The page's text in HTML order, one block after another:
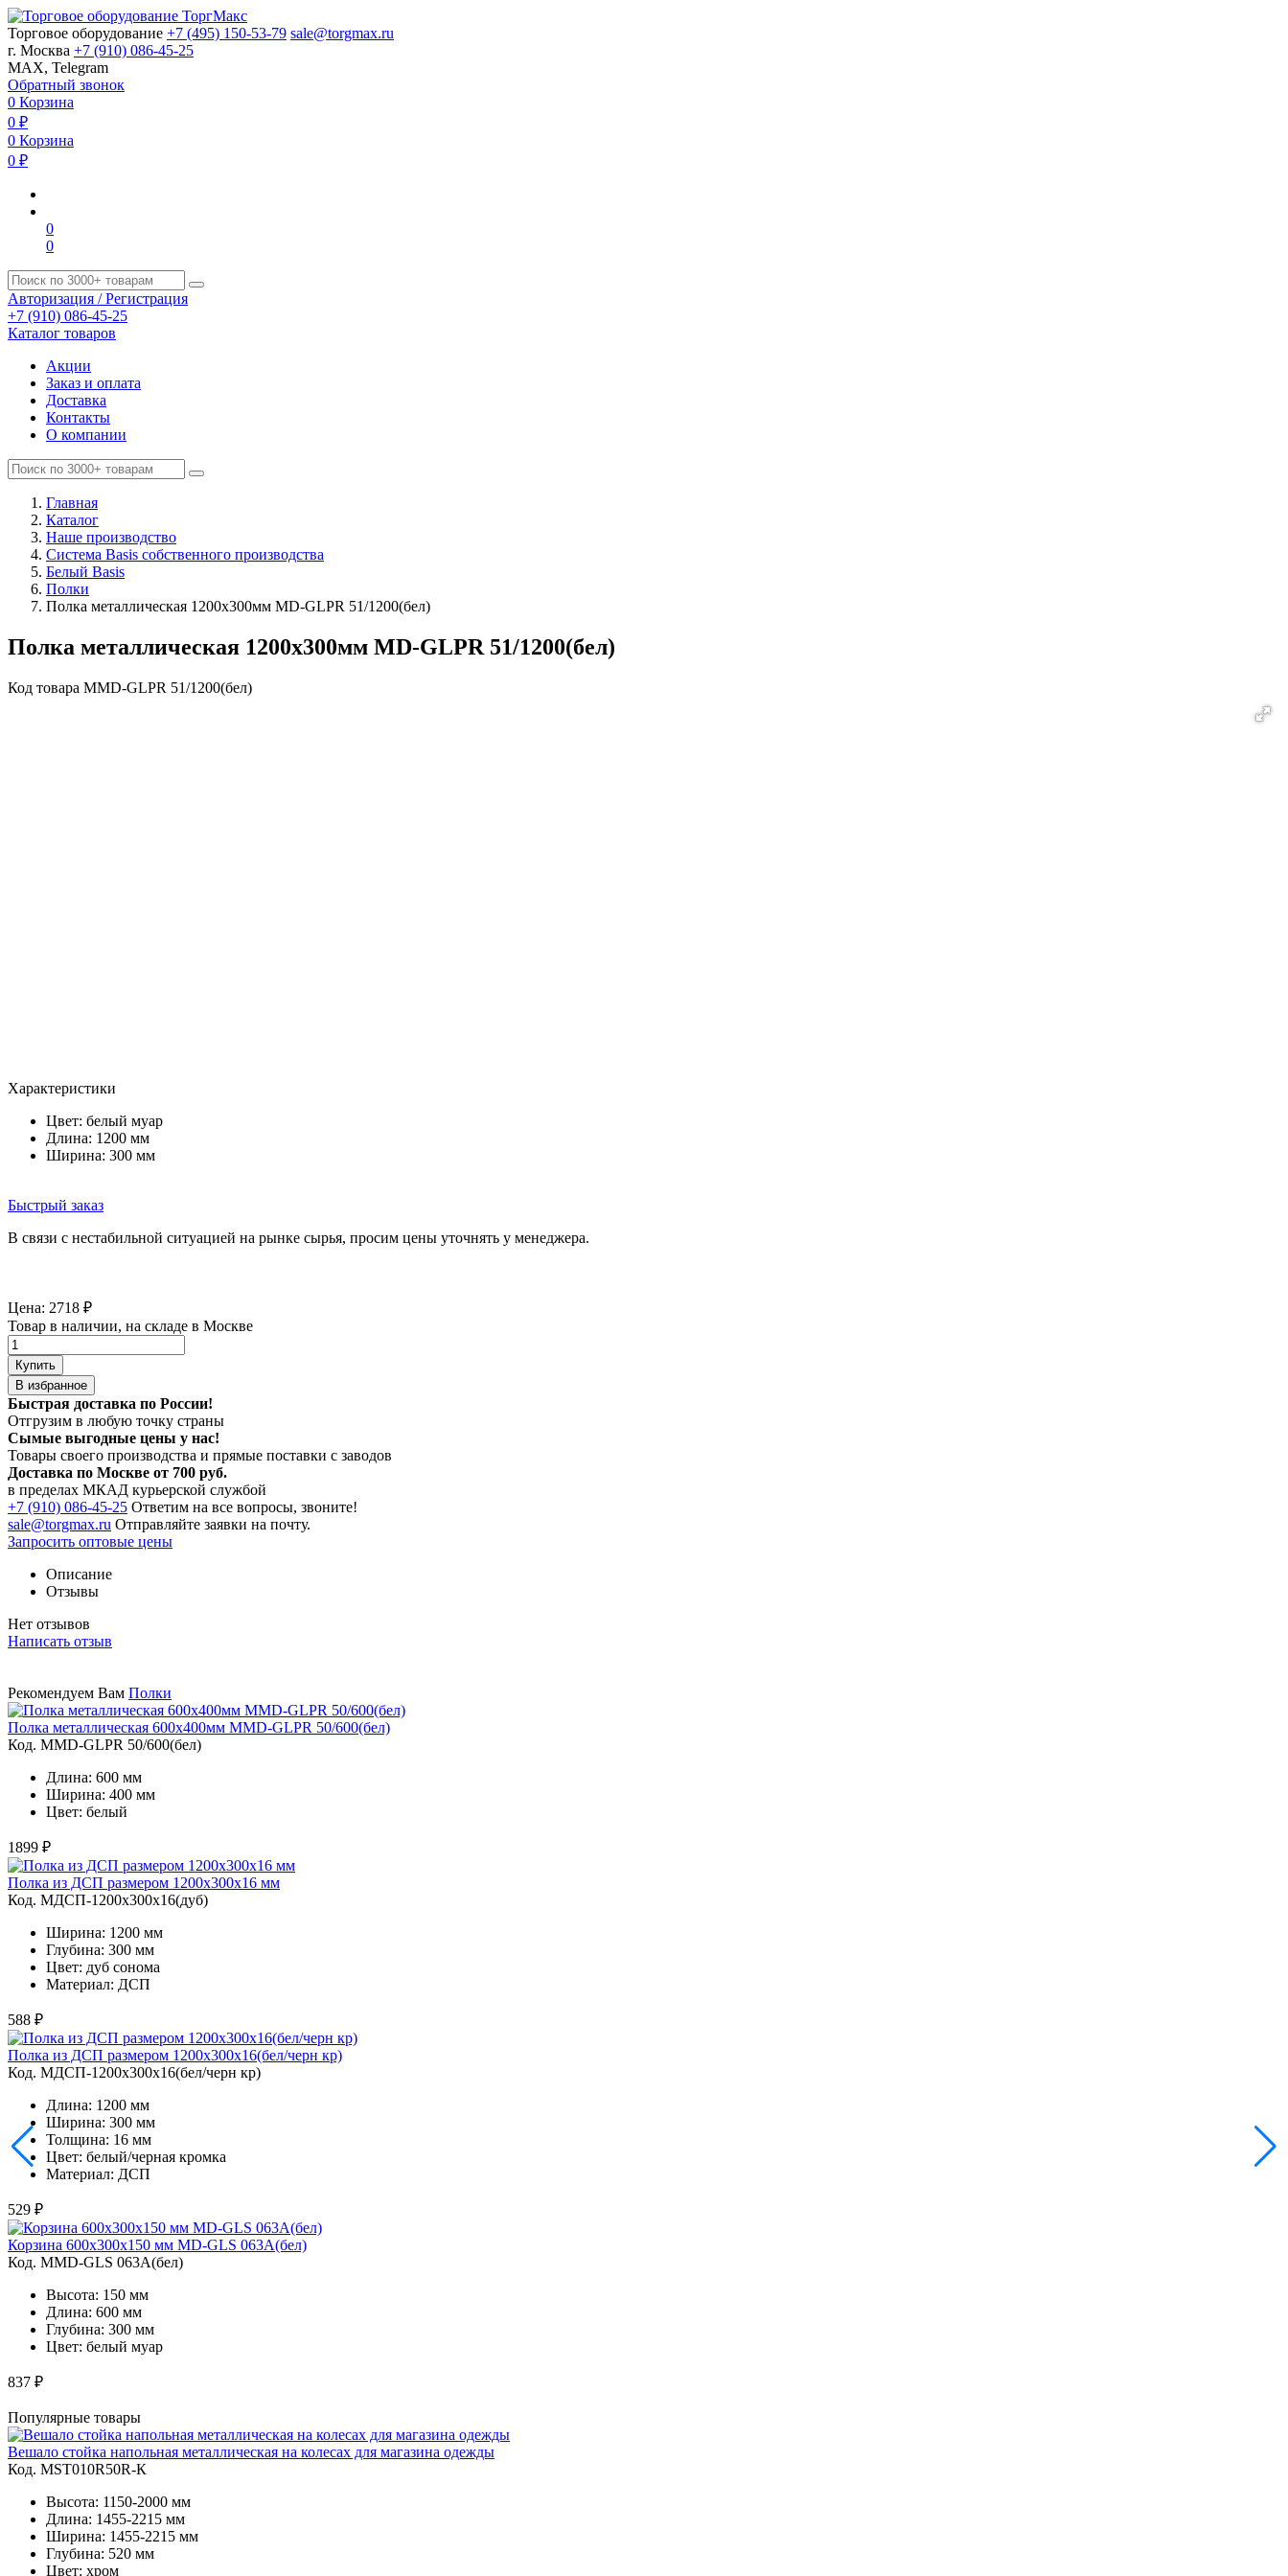
Торговое оборудование +7 (495) 150-53-79 sale@torgmax.ru
г. Москва +7 (910) 086-45-25
MAX, Telegram
Обратный звонок
0 Корзина
0 ₽
0 Корзина
0 ₽
0
0
Авторизация / Регистрация
+7 (910) 086-45-25
Каталог товаров
Акции
Заказ и оплата
Доставка
Контакты
О компании
Главная
Каталог
Наше производство
Система Basis собственного производства
Белый Basis
Полки
Полка металлическая 1200х300мм MD-GLPR 51/1200(бел)
Полка металлическая 1200х300мм MD-GLPR 51/1200(бел)
Код товара MMD-GLPR 51/1200(бел)
Характеристики
Цвет: белый муар
Длина: 1200 мм
Ширина: 300 мм
Быстрый заказ
В связи с нестабильной ситуацией на рынке сырья, просим цены уточнять у менеджера.
Цена: 2718 ₽
Товар в наличии, на складе в Москве
Купить
В избранное
Быстрая доставка по России!
Отгрузим в любую точку страны
Сымые выгодные цены у нас!
Товары своего производства и прямые поставки с заводов
Доставка по Москве от 700 руб.
в пределах МКАД курьерской службой
+7 (910) 086-45-25 Ответим на все вопросы, звоните!
sale@torgmax.ru Отправляйте заявки на почту.
Запросить оптовые цены
Описание
Отзывы
Нет отзывов
Написать отзыв
Рекомендуем Вам Полки
Полка металлическая 600х400мм MMD-GLPR 50/600(бел)
Код. MMD-GLPR 50/600(бел)
Длина: 600 мм
Ширина: 400 мм
Цвет: белый
1899 ₽
Полка из ДСП размером 1200х300х16 мм
Код. MДСП-1200х300х16(дуб)
Ширина: 1200 мм
Глубина: 300 мм
Цвет: дуб сонома
Материал: ДСП
588 ₽
Полка из ДСП размером 1200х300х16(бел/черн кр)
Код. MДСП-1200х300х16(бел/черн кр)
Длина: 1200 мм
Ширина: 300 мм
Толщина: 16 мм
Цвет: белый/черная кромка
Материал: ДСП
529 ₽
Корзина 600х300х150 мм MD-GLS 063A(бел)
Код. MMD-GLS 063A(бел)
Высота: 150 мм
Длина: 600 мм
Глубина: 300 мм
Цвет: белый муар
837 ₽
Популярные товары
Вешало стойка напольная металлическая на колесах для магазина одежды
Код. MST010R50R-К
Высота: 1150-2000 мм
Длина: 1455-2215 мм
Ширина: 1455-2215 мм
Глубина: 520 мм
Цвет: хром